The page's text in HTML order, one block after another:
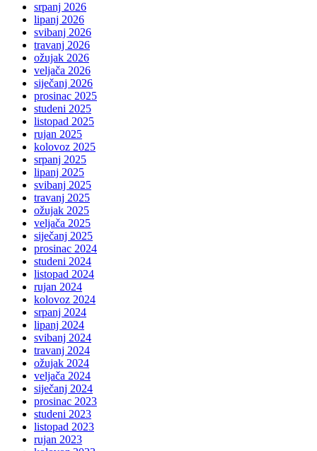
srpanj 2026
lipanj 2026
svibanj 2026
travanj 2026
ožujak 2026
veljača 2026
siječanj 2026
prosinac 2025
studeni 2025
listopad 2025
rujan 2025
kolovoz 2025
srpanj 2025
lipanj 2025
svibanj 2025
travanj 2025
ožujak 2025
veljača 2025
siječanj 2025
prosinac 2024
studeni 2024
listopad 2024
rujan 2024
kolovoz 2024
srpanj 2024
lipanj 2024
svibanj 2024
travanj 2024
ožujak 2024
veljača 2024
siječanj 2024
prosinac 2023
studeni 2023
listopad 2023
rujan 2023